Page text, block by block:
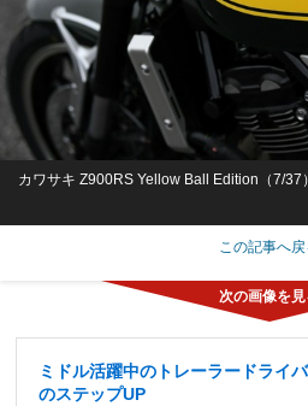
カワサキ Z900RS Yellow Ball Edition（7/37）
この記事へ戻
ミドル活躍中のトレーラードライ
のステップUP